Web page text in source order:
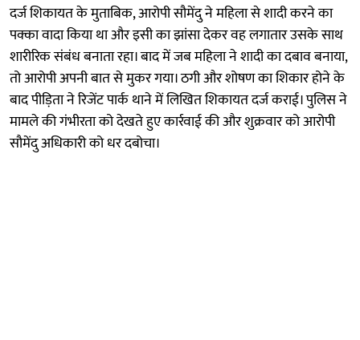
दर्ज शिकायत के मुताबिक, आरोपी सौमेंदु ने महिला से शादी करने का
पक्का वादा किया था और इसी का झांसा देकर वह लगातार उसके साथ
शारीरिक संबंध बनाता रहा। बाद में जब महिला ने शादी का दबाव बनाया,
तो आरोपी अपनी बात से मुकर गया। ठगी और शोषण का शिकार होने के
बाद पीड़िता ने रिजेंट पार्क थाने में लिखित शिकायत दर्ज कराई। पुलिस ने
मामले की गंभीरता को देखते हुए कार्रवाई की और शुक्रवार को आरोपी
सौमेंदु अधिकारी को धर दबोचा।